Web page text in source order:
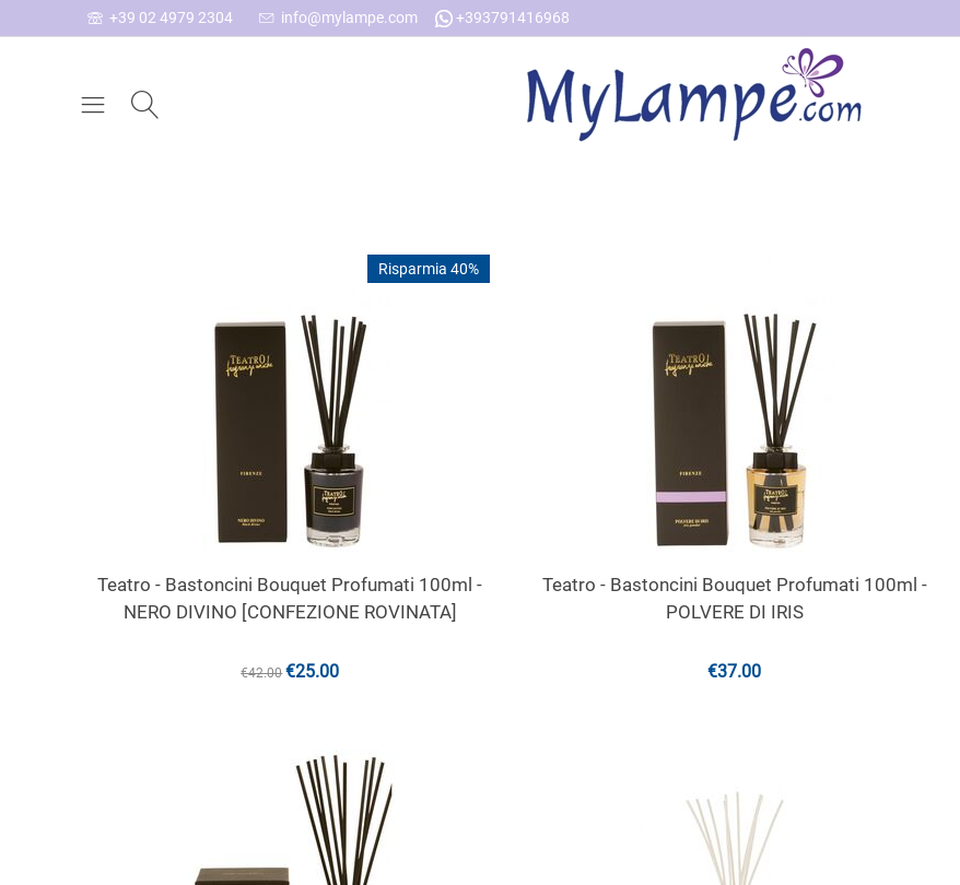
+39 02 4979 2304 info@mylampe.com +393791416968
Risparmia 40%
Teatro - Bastoncini Bouquet Profumati 100ml -
NERO DIVINO [CONFEZIONE ROVINATA]
€42.00 €25.00
Teatro - Bastoncini Bouquet Profumati 100ml -
POLVERE DI IRIS
€37.00